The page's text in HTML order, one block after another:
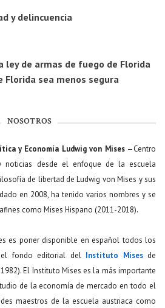
y delincuencia
ley de armas de fuego de Florida
Florida sea menos segura
NOSOTROS
y Economía Ludwig von Mises—Centro
noticias desde el enfoque de la escuela
de libertad de Ludwig von Mises y sus
en 2008, ha tenido varios nombres y se
como Mises Hispano (2011-2018).
es poner disponible en español todos los
fondo editorial del Instituto Misesde
El Instituto Mises es la más importante
de la economía de mercado en todo el
maestros de la escuela austriaca como